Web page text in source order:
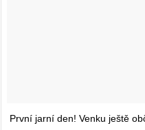
První jarní den! Venku ještě